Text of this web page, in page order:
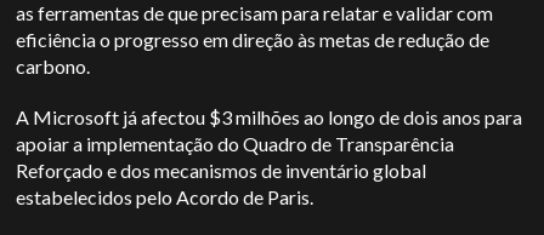
as ferramentas de que precisam para relatar e validar com
eficiência o progresso em direção às metas de redução de
carbono.
A Microsoft já afectou $3 milhões ao longo de dois anos para
apoiar a implementação do Quadro de Transparência
Reforçado e dos mecanismos de inventário global
estabelecidos pelo Acordo de Paris.